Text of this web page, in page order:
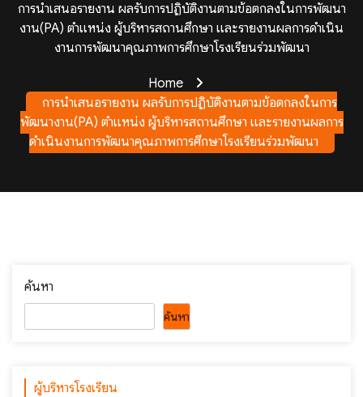
การนำเสนอรายงาน ผลรับการปฏิบัติงานตามข้อตกลงในการพัฒนา
งาน(PA) ตำแหน่ง ผู้บริหารสถานศึกษา และรายงานผลการดำเนิน
งานการพัฒนาคุณภาพการศึกษาโรงเรียนร่วมพัฒนา
Home
การนำเสนอรายงาน ผลรับการปฏิบัติงานตามข้อตกลงในการ
พัฒนางาน(PA) ตำแหน่ง ผู้บริหารสถานศึกษา และรายงานผลการ
ดำเนินงานการพัฒนาคุณภาพการศึกษาโรงเรียนร่วมพัฒนา
ค้นหา
ค้นหา
ผู้บริหารโรงเรียน